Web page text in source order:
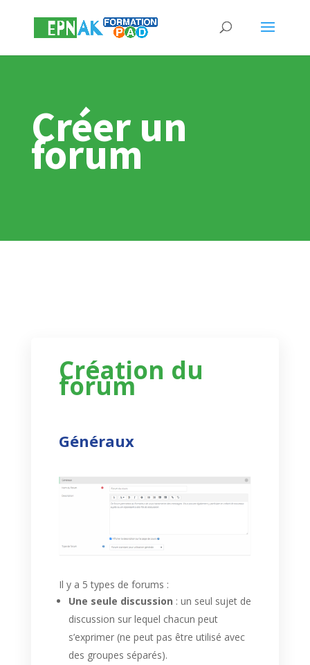
Créer un
forum
Création du
forum
Généraux
Il y a 5 types de forums :
Une seule discussion : un seul sujet de
discussion sur lequel chacun peut
s’exprimer (ne peut pas être utilisé avec
des groupes séparés).